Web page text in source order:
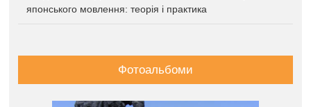
японського мовлення: теорія і практика
Фотоальбоми